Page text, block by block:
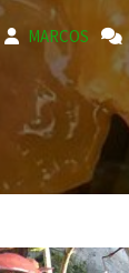
MARCOS